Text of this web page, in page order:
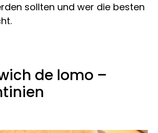
sollten und wer die besten
de lomo –